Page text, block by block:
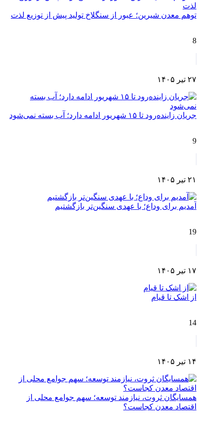
توهم معدن شیرین؛ عبور از سنگلاخ تولید پیش از توزیع لذت
8
۲۷ تیر ۱۴۰۵
جریان زاینده‌رود تا ۱۵ شهریور ادامه دارد؛ آب بسته نمی‌شود
9
۲۱ تیر ۱۴۰۵
آمدیم برای وداع؛ با عهدی سنگین‌تر بازگشتیم
19
۱۷ تیر ۱۴۰۵
از اشک تا قیام
14
۱۴ تیر ۱۴۰۵
همسایگان ثروت، نیازمند توسعه؛ سهم جوامع محلی از
اقتصاد معدن کجاست؟